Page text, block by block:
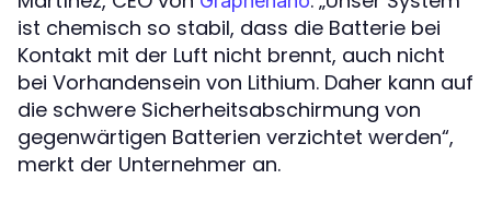
ist chemisch so stabil, dass die Batterie bei
Kontakt mit der Luft nicht brennt, auch nicht
bei Vorhandensein von Lithium. Daher kann auf
die schwere Sicherheitsabschirmung von
gegenwärtigen Batterien verzichtet werden“,
merkt der Unternehmer an.